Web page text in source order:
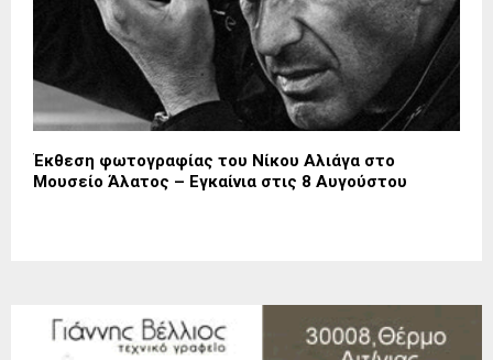
Έκθεση φωτογραφίας του Νίκου Αλιάγα στο
Μουσείο Άλατος – Εγκαίνια στις 8 Αυγούστου